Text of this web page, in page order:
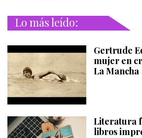
Lo más leído:
Gertrude
mujer en
La Mancha
Literatura
libros